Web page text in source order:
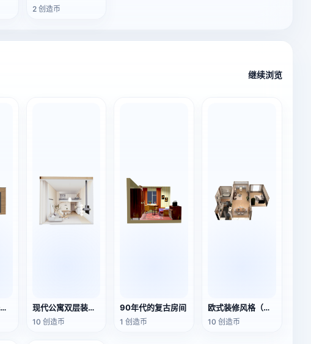
2 创造币
继续浏览
北欧一室一厅一卫一阳台惬意双层避暑别墅 现代公寓双层装修温馨小家（一室一厅一厨一卫）
10 创造币
90年代的复古房间
1 创造币
欧式装修风格（一室一厅一厨一卫）
10 创造币